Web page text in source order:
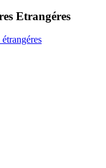
Etrangéres